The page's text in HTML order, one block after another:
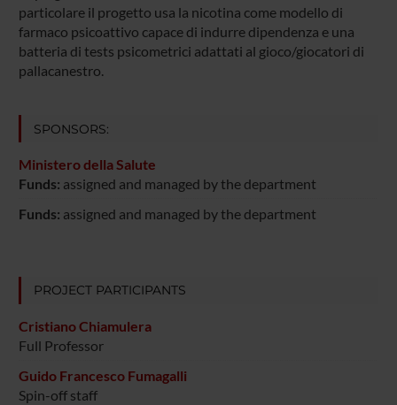
particolare il progetto usa la nicotina come modello di
farmaco psicoattivo capace di indurre dipendenza e una
batteria di tests psicometrici adattati al gioco/giocatori di
pallacanestro.
SPONSORS:
Ministero della Salute
Funds: assigned and managed by the department
Funds: assigned and managed by the department
PROJECT PARTICIPANTS
Cristiano Chiamulera
Full Professor
Guido Francesco Fumagalli
Spin-off staff